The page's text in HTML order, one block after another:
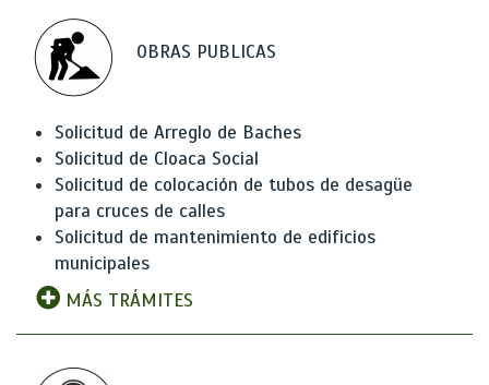
OBRAS PUBLICAS
Solicitud de Arreglo de Baches
Solicitud de Cloaca Social
Solicitud de colocación de tubos de desagüe
para cruces de calles
Solicitud de mantenimiento de edificios
municipales
MÁS TRÁMITES